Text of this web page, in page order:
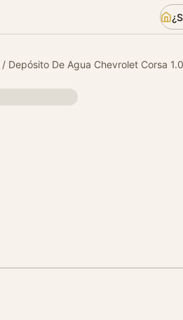
/ Depósito De Agua Chevrolet Corsa 1.0